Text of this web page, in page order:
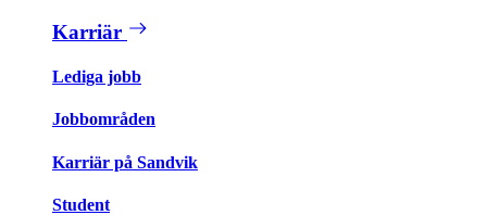
Karriär
Lediga jobb
Jobbområden
Karriär på Sandvik
Student